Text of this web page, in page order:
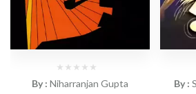
By : Niharranjan Gupta By :